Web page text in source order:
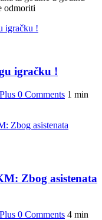
odmoriti
igračku !
0 Comments 1 min
Zbog asistenata
0 Comments 4 min